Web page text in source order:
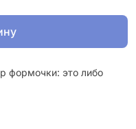
формочки: это либо